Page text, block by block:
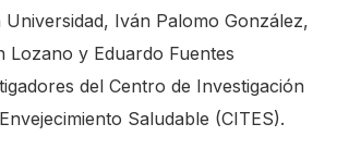
Universidad, Iván Palomo González,
Lozano y Eduardo Fuentes
del Centro de Investigación
Saludable (CITES).